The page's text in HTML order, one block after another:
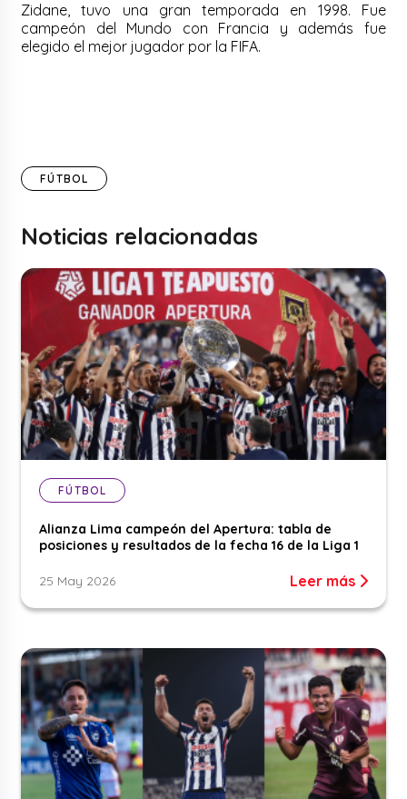
Zidane, tuvo una gran temporada en 1998. Fue
campeón del Mundo con Francia y además fue
elegido el mejor jugador por la FIFA.
FÚTBOL
Noticias relacionadas
FÚTBOL
Alianza Lima campeón del Apertura: tabla de
posiciones y resultados de la fecha 16 de la Liga 1
25 May 2026 Leer más